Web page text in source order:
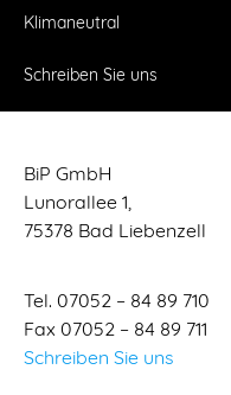
Klimaneutral
Schreiben Sie uns
BiP GmbH
Lunorallee 1,
75378 Bad Liebenzell
Tel. 07052 – 84 89 710
Fax 07052 – 84 89 711
Schreiben Sie uns